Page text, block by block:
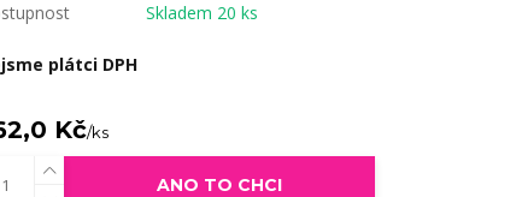
Skladem 20 ks
plátci DPH
Kč/ks
ANO TO CHCI